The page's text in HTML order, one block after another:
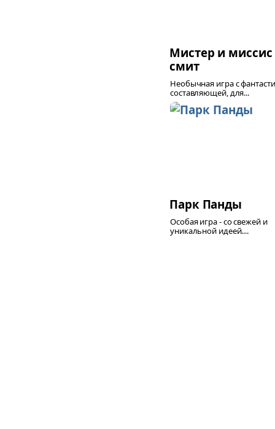
Мистер и миссис
смит
Необычная игра с
составляющей, для...
Парк Панды
Особая игра - со свежей и
уникальной идеей....